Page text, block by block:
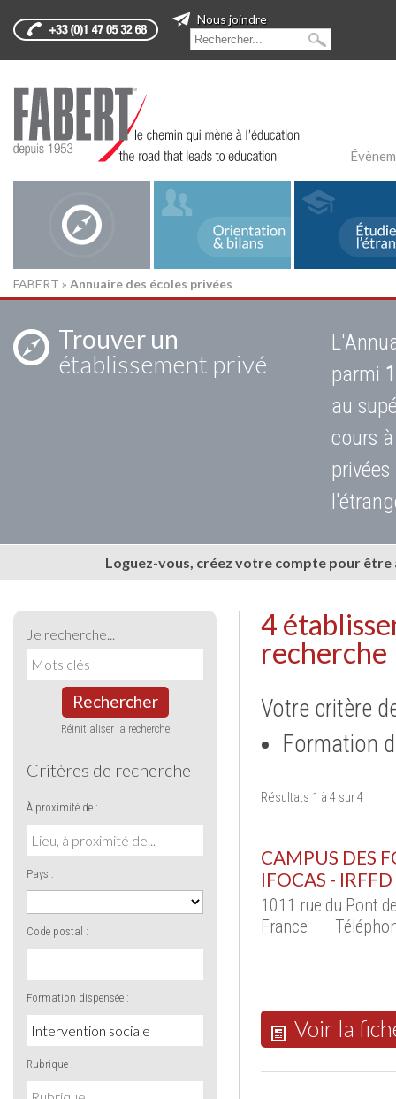
Nous joindre
FABERT » Annuaire des écoles privées
Trouver un
établissement privé
parmi
au
cours
Loguez-vous, créez votre compte pour
Je recherche...
Rechercher
Réinitialiser la recherche
Critères de recherche
À proximité de :
Pays :
Code postal :
Formation dispensée :
Rubrique :
4
recherche
Votre critère
Formation
Résultats 1 à 4 sur 4
CAMPUS DES
IFOCAS - IRFFD
1011 rue du Pont
France
Voir la